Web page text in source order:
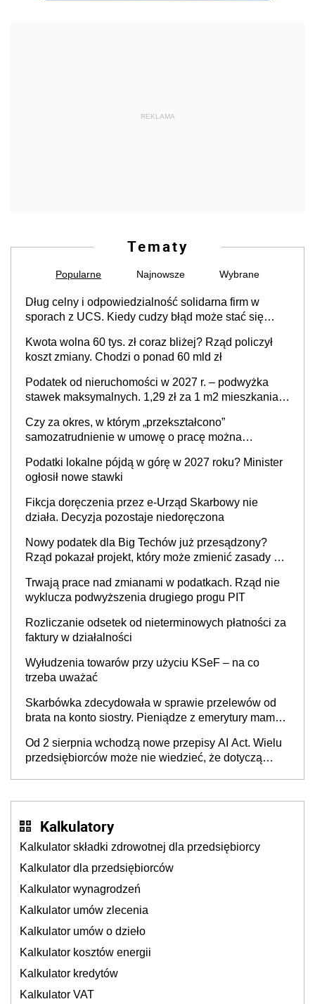
REKLAMA
Tematy
Popularne Najnowsze Wybrane
Dług celny i odpowiedzialność solidarna firm w
sporach z UCS. Kiedy cudzy błąd może stać się
Kwota wolna 60 tys. zł coraz bliżej? Rząd policzył
koszt zmiany. Chodzi o ponad 60 mld zł
Podatek od nieruchomości w 2027 r. – podwyżka
stawek maksymalnych. 1,29 zł za 1 m2 mieszkania,
prowadzeniem działalności gospodarczej
Czy za okres, w którym „przekształcono”
samozatrudnienie w umowę o pracę można
cywilnoprawnej jedynym racjonalnym wyjściem
Podatki lokalne pójdą w górę w 2027 roku? Minister
ogłosił nowe stawki
Fikcja doręczenia przez e-Urząd Skarbowy nie
działa. Decyzja pozostaje niedoręczona
Nowy podatek dla Big Techów już przesądzony?
Rząd pokazał projekt, który może zmienić zasady gry
Trwają prace nad zmianami w podatkach. Rząd nie
wyklucza podwyższenia drugiego progu PIT
Rozliczanie odsetek od nieterminowych płatności za
faktury w działalności
Wyłudzenia towarów przy użyciu KSeF – na co
trzeba uważać
Skarbówka zdecydowała w sprawie przelewów od
brata na konto siostry. Pieniądze z emerytury mamy
będzie
Od 2 sierpnia wchodzą nowe przepisy AI Act. Wielu
przedsiębiorców może nie wiedzieć, że dotyczą
Kalkulatory
Kalkulator składki zdrowotnej dla przedsiębiorcy
Kalkulator dla przedsiębiorców
Kalkulator wynagrodzeń
Kalkulator umów zlecenia
Kalkulator umów o dzieło
Kalkulator kosztów energii
Kalkulator kredytów
Kalkulator VAT